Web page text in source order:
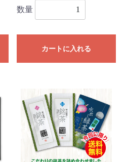
数量
カートに入れる